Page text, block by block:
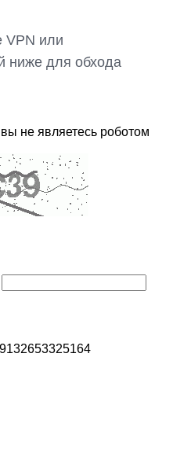
VPN или
ниже для обхода
не являетесь роботом